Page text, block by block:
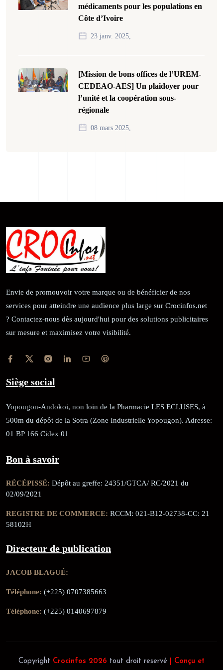
médicaments pour les populations en
Côte d’Ivoire
23 janv. 2025,
[Mission de bons offices de l’UREM-
CEDEAO-AES] Un plaidoyer pour
l’unité et la coopération sous-
régionale
08 mars 2025,
Envie de promouvoir votre marque ou de bénéficier de nos
services pour atteindre une audience plus large sur Crocinfos.net
? Contactez-nous dès aujourd'hui pour des solutions publicitaires
sur mesure et maximisez votre visibilité.
Siège social
Yopougon-Andokoi, non loin de la Pharmacie LES ECLUSES, à
500m du dépôt de la Sotra (Zone Industrielle Yopougon). Adresse:
01 BP 166 Cidex 01
Bon à savoir
RÉCÉPISSÉ: Dépôt au greffe: 24351/GTCA/ RC/2021 du
02/09/2021
REGISTRE DE COMMERCE: RCCM: 021-B12-02738-CC: 21
58102H
Directeur de publication
JACOB BLAGUÉ:
Téléphone: (+225) 0707385663
Téléphone: (+225) 0140697879
Copyright Crocinfos 2026 tout droit reservé
| Conçu et